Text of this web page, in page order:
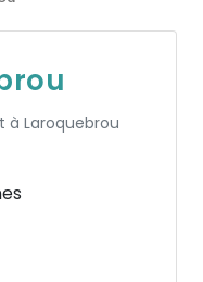
à Laroquebrou